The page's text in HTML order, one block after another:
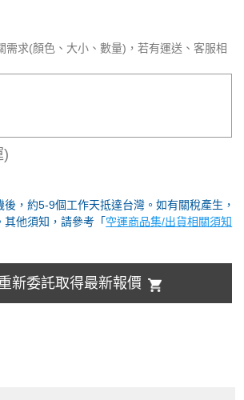
需求(顏色、大小、數量)，若有運送、客服相
)
後，約5-9個工作天抵達台灣。如有關稅產生，
其他須知，請參考「 空運商品集/出貨相關須知
新委託取得最新報價